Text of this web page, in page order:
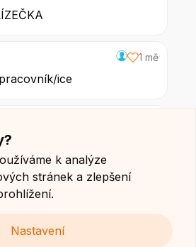
1 mě
ice
(m/ž)
k analýze
stránek a zlepšení
Nastavení